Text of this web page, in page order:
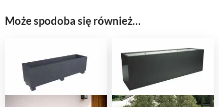
Może spodoba się również…